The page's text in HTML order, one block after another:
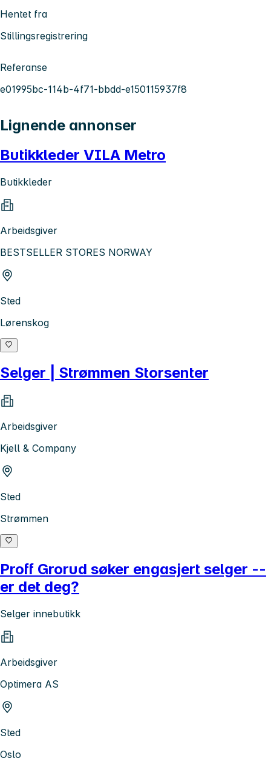
Hentet fra
Stillingsregistrering
Referanse
e01995bc-114b-4f71-bbdd-e150115937f8
Lignende annonser
Butikkleder VILA Metro
Butikkleder
Arbeidsgiver
BESTSELLER STORES NORWAY
Sted
Lørenskog
Selger | Strømmen Storsenter
Arbeidsgiver
Kjell & Company
Sted
Strømmen
Proff Grorud søker engasjert selger --
er det deg?
Selger innebutikk
Arbeidsgiver
Optimera AS
Sted
Oslo